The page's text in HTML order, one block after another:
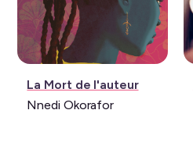
Livre:
La Mort de l'auteur
Nnedi Okorafor